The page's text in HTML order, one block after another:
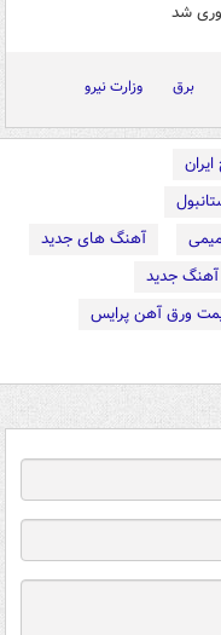
شد
برق وزارت نیرو
آهنگ های جدید
آهنگ جدید
ورق آهن پرایس